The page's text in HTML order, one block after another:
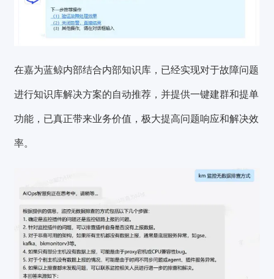
在嘉为蓝鲸内部结合内部知识库，已经实现对于故障问题
进行知识库解决方案的自动推荐，并提供一键建群和提单
功能，已真正带来业务价值，极大提高问题响应和解决效
率。